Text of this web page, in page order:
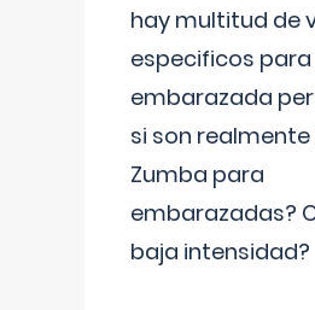
hay multitud de
especificos para
embarazada
si son
Zumba para
embarazadas?
baja intensidad?